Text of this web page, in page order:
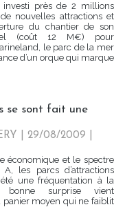
investi près de 2 millions
de nouvelles attractions et
du chantier de son
(coût 12 M€) pour
le parc de la mer
d’un orque qui marque
se sont fait une
| 29/08/2009
économique et le spectre
les parcs d’attractions
une fréquentation à la
bonne surprise vient
panier moyen qui ne faiblit